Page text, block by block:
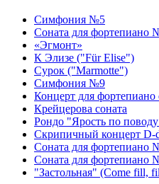
Симфония №5
Соната для фортепиано
«Эгмонт»
К Элизе ("Für Elise")
Сурок ("Marmotte")
Симфония №9
Концерт для
Крейцерова соната
Рондо "Ярость по
Скрипичный концерт D-
Соната для фортепиано
Соната для фортепиано
"Застольная" (Come fill,